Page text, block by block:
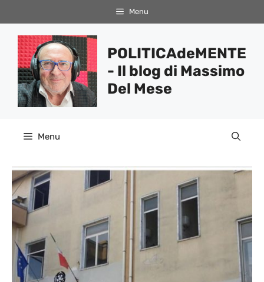
al
contenuto
Menu
POLITICAdeMENTE
- Il blog di Massimo
Del Mese
Menu